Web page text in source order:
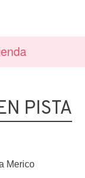
PISTA
Merico